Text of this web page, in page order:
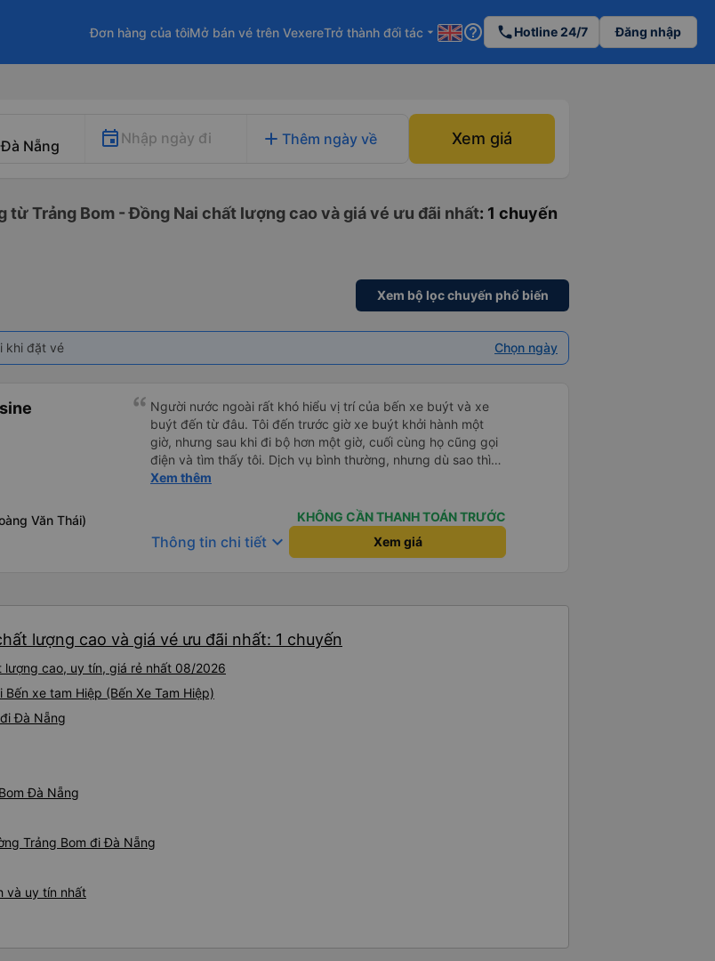
Đơn hàng của tôiMở bán vé trên VexereTrở thành đối tác arrow_drop_down help_outline phoneHotline 24/7 Đăng nhập
Nhập ngày đi add Thêm ngày về Xem giá
từ Trảng Bom - Đồng Nai chất lượng cao và giá vé ưu đãi nhất: 1 chuyến
Xem bộ lọc chuyến phổ biến
khi đặt vé Chọn ngày
Văn Thái)
Người nước ngoài rất khó hiểu vị trí của bến xe buýt và xe
buýt đến từ đâu. Tôi đến trước giờ xe buýt khởi hành một
giờ, nhưng sau khi đi bộ hơn một giờ, cuối cùng họ cũng gọi
điện và tìm thấy tôi. Dịch vụ bình thường, nhưng dù sao thì
tôi ngủ ngon hơn ở khách sạn vì tôi rất thoải mái. Sẽ tuyệt
cho điểm tối đa. Cảm ơn bạn rất nhiều.
Xem thêm
KHÔNG CẦN THANH TOÁN TRƯỚC
Thông tin chi tiết keyboard_arrow_down Xem giá
lượng cao và giá vé ưu đãi nhất: 1 chuyến
cao, uy tín, giá rẻ nhất 08/2026
xe tam Hiệp (Bến Xe Tam Hiệp)
Đà Nẵng
Đà Nẵng
Trảng Bom đi Đà Nẵng
và uy tín nhất